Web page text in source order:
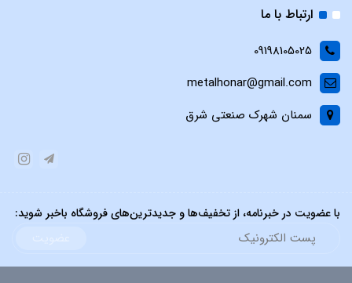
ارتباط با ما
09198105025
metalhonar@gmail.com
سمنان شهرک صنعتی شرق
با عضویت در خبرنامه، از تخفیف‌ها و جدیدترین‌های فروشگاه باخبر شوید: